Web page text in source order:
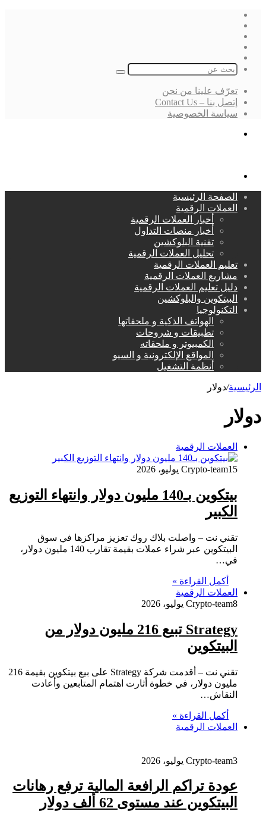
بحث
تعرّف علينا من نحن
إتصل بنا – Contact Us
سياسة الخصوصية
الصفحة الرئيسية
العملات الرقمية
أخبار العملات الرقمية
أخبار منصات التداول
تقنية البلوكشين
تحليل العملات الرقمية
تعليم العملات الرقمية
مشاريع العملات الرقمية
دليل تعليم العملات الرقمية
البيتكوين والبلوكشين
التكنولوجيا
الهواتف الذكية و ملحقاتها
تطبيقات و شروحات
الكمبيوتر و ملحقاته
المواقع الإلكترونية و السيو
أنظمة التشغيل
الرئيسية/دولار
دولار
العملات الرقمية
Crypto-team15 يوليو، 2026
بيتكوين بـ140 مليون دولار وانتهاء التوزيع
الكبير
تقني نت – واصلت بلاك روك تعزيز مراكزها في سوق
البيتكوين عبر شراء عملات بقيمة تقارب 140 مليون دولار،
في…
أكمل القراءة »
العملات الرقمية
Crypto-team8 يوليو، 2026
Strategy تبيع 216 مليون دولار من
البيتكوين
تقني نت – أقدمت شركة Strategy على بيع بيتكوين بقيمة 216
مليون دولار، في خطوة أثارت اهتمام المتابعين وأعادت
النقاش…
أكمل القراءة »
العملات الرقمية
Crypto-team3 يوليو، 2026
عودة تراكم الرافعة المالية ترفع رهانات
البيتكوين عند مستوى 62 ألف دولار